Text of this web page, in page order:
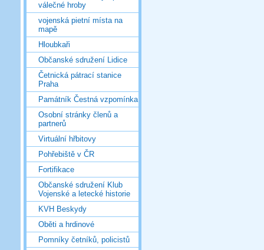
válečné hroby
vojenská pietní místa na
mapě
Hloubkaři
Občanské sdružení Lidice
Četnická pátrací stanice
Praha
Památník Čestná vzpomínka
Osobní stránky členů a
partnerů
Virtuální hřbitovy
Pohřebiště v ČR
Fortifikace
Občanské sdružení Klub
Vojenské a letecké historie
KVH Beskydy
Oběti a hrdinové
Pomníky četníků, policistů